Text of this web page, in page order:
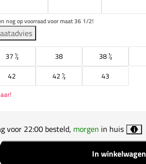
nog op voorraad voor maat 36 1/2!
37 ½ 38 38 ½
42 42 ½ 43
voor 22:00 besteld, morgen in huis i
In winkelwagen